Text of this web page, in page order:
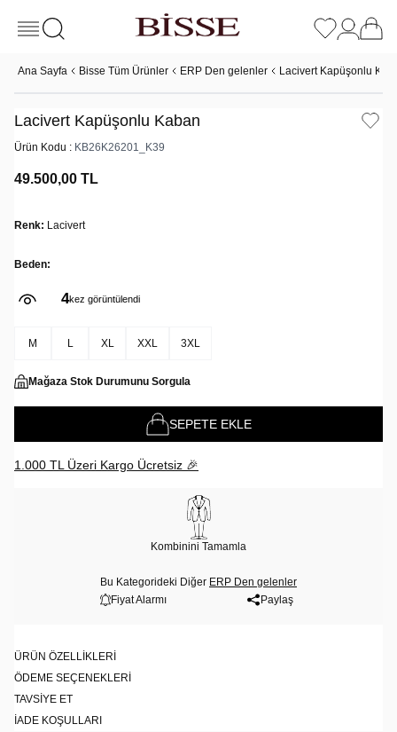
Ana Sayfa Bisse Tüm Ürünler ERP Den gelenler Lacivert Kapüşonlu
Lacivert Kapüşonlu Kaban
Ürün Kodu : KB26K26201_K39
49.500,00 TL
Renk: Lacivert
Beden:
4kez görüntülendi
M L XL XXL 3XL
Mağaza Stok Durumunu Sorgula
SEPETE EKLE
1.000 TL Üzeri Kargo Ücretsiz 🎉
Kombinini Tamamla
Bu Kategorideki Diğer ERP Den gelenler
Fiyat Alarmı
Paylaş
ÜRÜN ÖZELLIKLERI
ÖDEME SEÇENEKLERI
TAVSIYE ET
İADE KOŞULLARI